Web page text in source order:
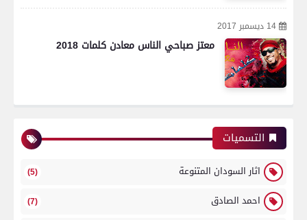
14 ديسمبر 2017
معتز صباحي الناس معادن كلمات 2018
التسميات
اثار السودان المتنوعة (5)
احمد الصادق (7)